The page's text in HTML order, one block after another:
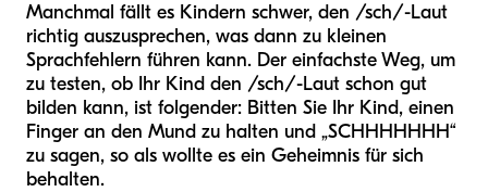
Manchmal fällt es Kindern schwer, den /sch/-Laut
richtig auszusprechen, was dann zu kleinen
Sprachfehlern führen kann. Der einfachste Weg, um
zu testen, ob Ihr Kind den /sch/-Laut schon gut
bilden kann, ist folgender: Bitten Sie Ihr Kind, einen
Finger an den Mund zu halten und „SCHHHHHHH“
zu sagen, so als wollte es ein Geheimnis für sich
behalten.